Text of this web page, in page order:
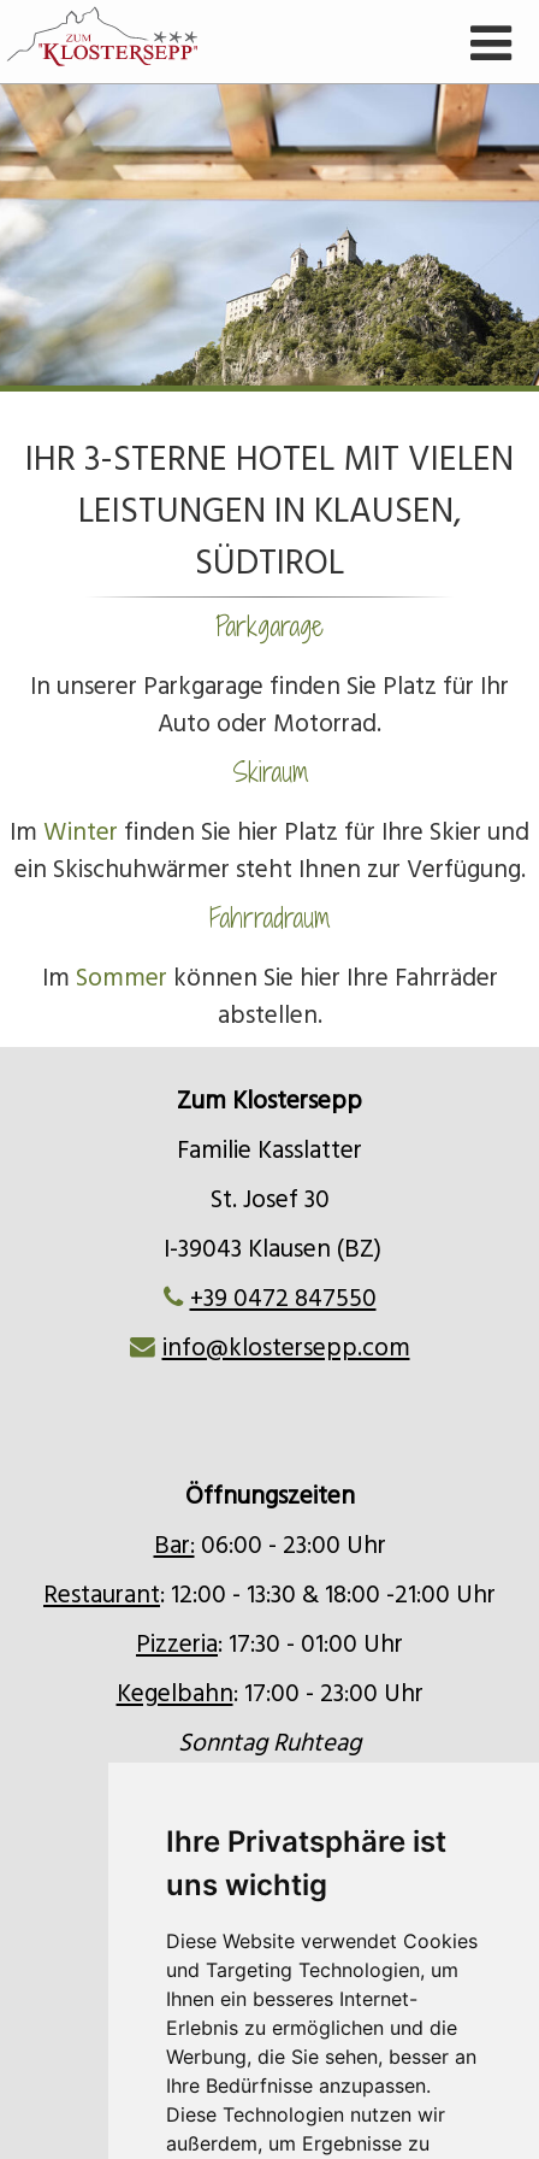
Ihre Privatsphäre ist
uns wichtig
Diese Website verwendet Cookies
und Targeting Technologien, um
Ihnen ein besseres Internet-
Erlebnis zu ermöglichen und die
Werbung, die Sie sehen, besser an
Ihre Bedürfnisse anzupassen.
Diese Technologien nutzen wir
außerdem, um Ergebnisse zu
IHR 3-STERNE HOTEL MIT VIELEN
LEISTUNGEN IN KLAUSEN,
SÜDTIROL
Parkgarage
In unserer Parkgarage finden Sie Platz für Ihr
Auto oder Motorrad.
Skiraum
Im Winter finden Sie hier Platz für Ihre Skier und
ein Skischuhwärmer steht Ihnen zur Verfügung.
Fahrradraum
Im Sommer können Sie hier Ihre Fahrräder
abstellen.
Zum Klostersepp
Familie Kasslatter
St. Josef 30
I-39043 Klausen (BZ)
+39 0472 847550
info@klostersepp.com
Öffnungszeiten
Bar:06:00 - 23:00 Uhr
Restaurant: 12:00 - 13:30 & 18:00 -21:00 Uhr
Pizzeria: 17:30 - 01:00 Uhr
Kegelbahn: 17:00 - 23:00 Uhr
Sonntag Ruhteag
Quicklinks
Anfrage
Buchen
Gutscheine
Lage & Anfahrt
Newsletter